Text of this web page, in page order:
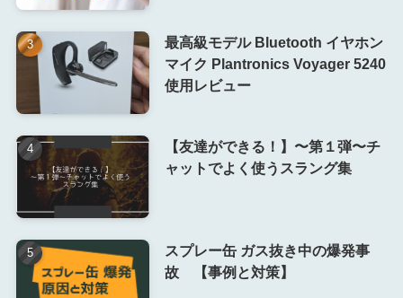
最高級モデル Bluetooth イヤホン
マイク Plantronics Voyager 5240
使用レビュー
【友達ができる！】〜第１弾〜チ
ャットでよく使うスラング集
スプレー缶 ガス抜き中の爆発事
故 【事例と対策】